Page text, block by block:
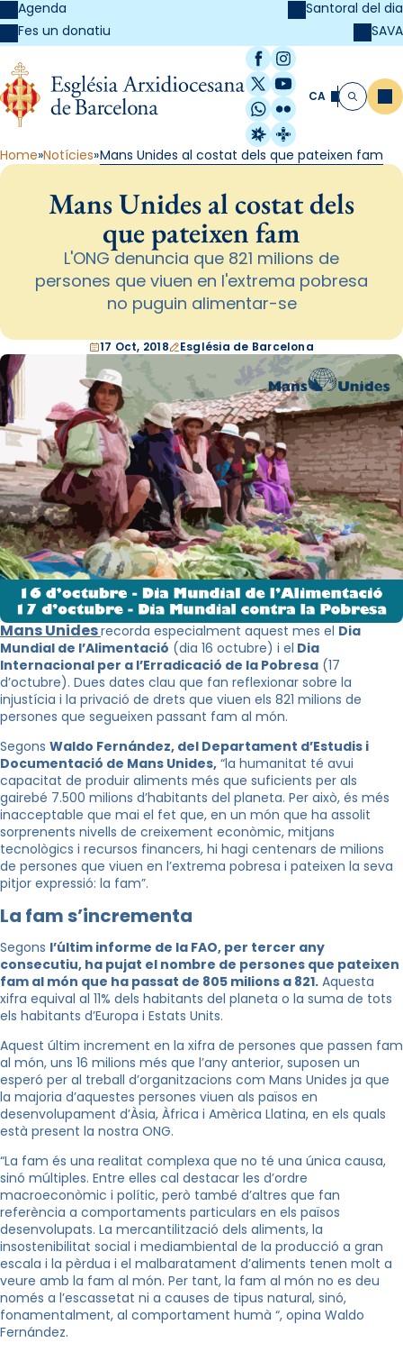
Agenda
Fes un donatiu
Santoral del dia
SAVA
Facebook
Instagram
X / Twitter
YouTube
WhatsApp
Flickr
Radio Estel
Catalunya
CA Cerca
Home Notícies Mans Unides al costat dels que pateixen fam
Mans Unides al costat dels
que pateixen fam
L'ONG denuncia que 821 milions de
persones que viuen en l'extrema pobresa
no puguin alimentar-se
17 Oct, 2018 Església de Barcelona
Mans Unidesrecorda especialment aquest mes el Dia
Mundial de l’Alimentació (dia 16 octubre) i el Dia
Internacional per a l’Erradicació de la Pobresa (17
d’octubre). Dues dates clau que fan reflexionar sobre la
injustícia i la privació de drets que viuen els 821 milions de
persones que segueixen passant fam al món.
Segons Waldo Fernández, del Departament d’Estudis i
Documentació de Mans Unides, “la humanitat té avui
capacitat de produir aliments més que suficients per als
gairebé 7.500 milions d’habitants del planeta. Per això, és més
inacceptable que mai el fet que, en un món que ha assolit
sorprenents nivells de creixement econòmic, mitjans
tecnològics i recursos financers, hi hagi centenars de milions
de persones que viuen en l’extrema pobresa i pateixen la seva
pitjor expressió: la fam”.
La fam s’incrementa
Segons l’últim informe de la FAO, per tercer any
consecutiu, ha pujat el nombre de persones que pateixen
fam al món que ha passat de 805 milions a 821. Aquesta
xifra equival al 11% dels habitants del planeta o la suma de tots
els habitants d’Europa i Estats Units.
Aquest últim increment en la xifra de persones que passen fam
al món, uns 16 milions més que l’any anterior, suposen un
esperó per al treball d’organitzacions com Mans Unides ja que
la majoria d’aquestes persones viuen als països en
desenvolupament d’Àsia, Àfrica i Amèrica Llatina, en els quals
està present la nostra ONG.
“La fam és una realitat complexa que no té una única causa,
sinó múltiples. Entre elles cal destacar les d’ordre
macroeconòmic i polític, però també d’altres que fan
referència a comportaments particulars en els països
desenvolupats. La mercantilització dels aliments, la
insostenibilitat social i mediambiental de la producció a gran
escala i la pèrdua i el malbaratament d’aliments tenen molt a
veure amb la fam al món. Per tant, la fam al món no es deu
només a l’escassetat ni a causes de tipus natural, sinó,
fonamentalment, al comportament humà “, opina Waldo
Fernández.